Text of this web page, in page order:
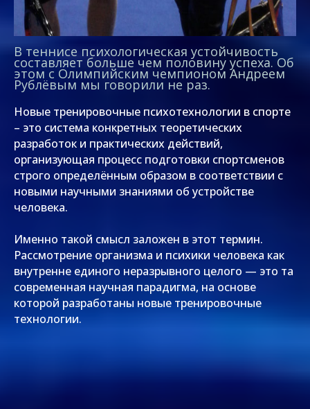
В теннисе психологическая устойчивость
составляет больше чем половину успеха. Об
этом с Олимпийским чемпионом Андреем
Рублёвым мы говорили не раз.
Новые тренировочные психотехнологии в спорте
– это система конкретных теоретических
разработок и практических действий,
организующая процесс подготовки спортсменов
строго определённым образом в соответствии с
новыми научными знаниями об устройстве
человека.
Именно такой смысл заложен в этот термин.
Рассмотрение организма и психики человека как
внутренне единого неразрывного целого — это та
современная научная парадигма, на основе
которой разработаны новые тренировочные
технологии.